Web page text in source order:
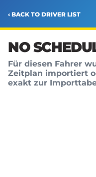
‹ BACK TO DRIVER LIST
NO
Für diesen Fahrer
Zeitplan importiert
exakt zur